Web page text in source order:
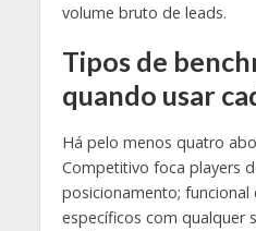
volume bruto de leads.
Tipos de
quando usar
Há pelo menos quatro
Competitivo foca players
posicionamento;
específicos com qualquer